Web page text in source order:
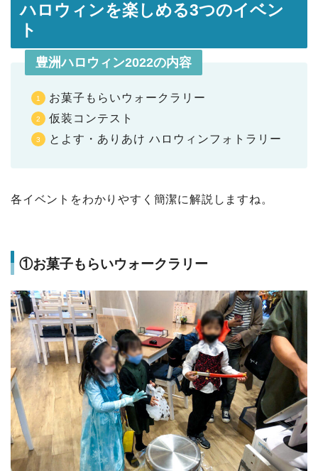
ハロウィンを楽しめる3つのイベン
ト
豊洲ハロウィン2022の内容
お菓子もらいウォークラリー
仮装コンテスト
とよす・ありあけ ハロウィンフォトラリー
各イベントをわかりやすく簡潔に解説しますね。
①お菓子もらいウォークラリー